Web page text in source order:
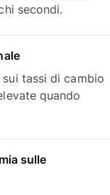
secondi.
tassi di cambio
quando
sulle